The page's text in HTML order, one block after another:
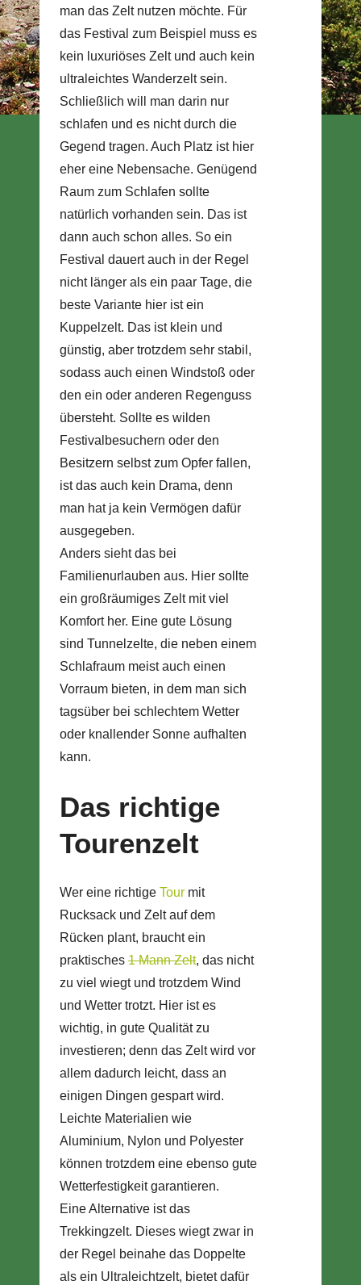
man das Zelt nutzen möchte. Für
das Festival zum Beispiel muss es
kein luxuriöses Zelt und auch kein
ultraleichtes Wanderzelt sein.
Schließlich will man darin nur
schlafen und es nicht durch die
Gegend tragen. Auch Platz ist hier
eher eine Nebensache. Genügend
Raum zum Schlafen sollte
natürlich vorhanden sein. Das ist
dann auch schon alles. So ein
Festival dauert auch in der Regel
nicht länger als ein paar Tage, die
beste Variante hier ist ein
Kuppelzelt. Das ist klein und
günstig, aber trotzdem sehr stabil,
sodass auch einen Windstoß oder
den ein oder anderen Regenguss
übersteht. Sollte es wilden
Festivalbesuchern oder den
Besitzern selbst zum Opfer fallen,
ist das auch kein Drama, denn
man hat ja kein Vermögen dafür
ausgegeben.
Anders sieht das bei
Familienurlauben aus. Hier sollte
ein großräumiges Zelt mit viel
Komfort her. Eine gute Lösung
sind Tunnelzelte, die neben einem
Schlafraum meist auch einen
Vorraum bieten, in dem man sich
tagsüber bei schlechtem Wetter
oder knallender Sonne aufhalten
kann.
Das richtige
Tourenzelt
Wer eine richtige Tour mit
Rucksack und Zelt auf dem
Rücken plant, braucht ein
praktisches 1 Mann Zelt, das nicht
zu viel wiegt und trotzdem Wind
und Wetter trotzt. Hier ist es
wichtig, in gute Qualität zu
investieren; denn das Zelt wird vor
allem dadurch leicht, dass an
einigen Dingen gespart wird.
Leichte Materialien wie
Aluminium, Nylon und Polyester
können trotzdem eine ebenso gute
Wetterfestigkeit garantieren.
Eine Alternative ist das
Trekkingzelt. Dieses wiegt zwar in
der Regel beinahe das Doppelte
als ein Ultraleichtzelt, bietet dafür